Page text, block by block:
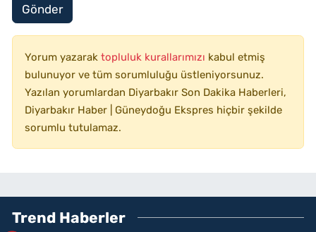
Gönder
Yorum yazarak topluluk kurallarımızı kabul etmiş
bulunuyor ve tüm sorumluluğu üstleniyorsunuz.
Yazılan yorumlardan Diyarbakır Son Dakika Haberleri,
Diyarbakır Haber | Güneydoğu Ekspres hiçbir şekilde
sorumlu tutulamaz.
Trend Haberler